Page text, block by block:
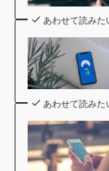
あわせて読みた
あわせて読みた